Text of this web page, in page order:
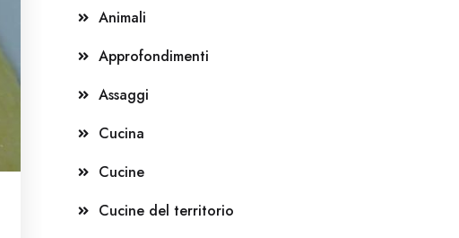
Animali
Approfondimenti
Assaggi
Cucina
Cucine
Cucine del territorio